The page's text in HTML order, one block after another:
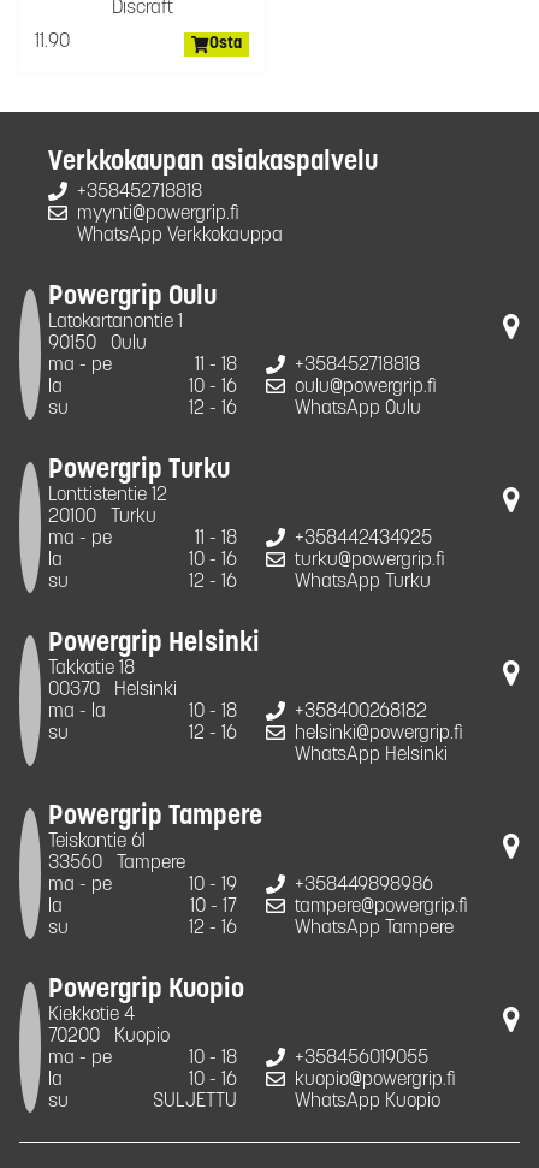
Discraft
11.90
Osta
Verkkokaupan asiakaspalvelu
+358452718818
myynti@powergrip.fi
WhatsApp Verkkokauppa
Powergrip Oulu
Latokartanontie 1
90150
Oulu
ma - pe
11 - 18
la
10 - 16
su
12 - 16
+358452718818
oulu@powergrip.fi
WhatsApp Oulu
Powergrip Turku
Lonttistentie 12
20100
Turku
ma - pe
11 - 18
la
10 - 16
su
12 - 16
+358442434925
turku@powergrip.fi
WhatsApp Turku
Powergrip Helsinki
Takkatie 18
00370
Helsinki
ma - la
10 - 18
su
12 - 16
+358400268182
helsinki@powergrip.fi
WhatsApp Helsinki
Powergrip Tampere
Teiskontie 61
33560
Tampere
ma - pe
10 - 19
la
10 - 17
su
12 - 16
+358449898986
tampere@powergrip.fi
WhatsApp Tampere
Powergrip Kuopio
Kiekkotie 4
70200
Kuopio
ma - pe
10 - 18
la
10 - 16
su
SULJETTU
+358456019055
kuopio@powergrip.fi
WhatsApp Kuopio